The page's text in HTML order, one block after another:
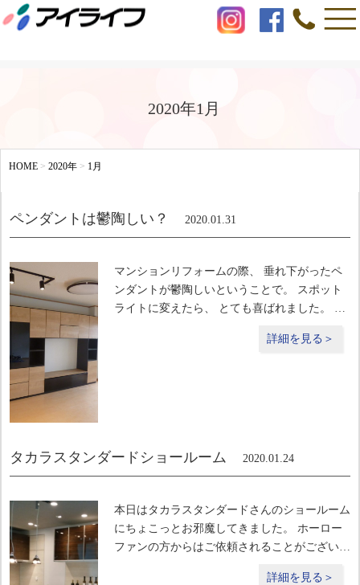
2020年1月
HOME > 2020年 > 1月
ペンダントは鬱陶しい？ 2020.01.31
マンションリフォームの際、 垂れ下がったペ
ンダントが鬱陶しいということで。 スポット
ライトに変えたら、 とても喜ばれました。 確
詳細を見る＞
タカラスタンダードショールーム 2020.01.24
本日はタカラスタンダードさんのショールーム
にちょこっとお邪魔してきました。 ホーロー
ファンの方からはご依頼されることがございま
詳細を見る＞